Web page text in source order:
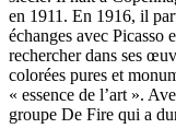
en 1911. En 1916, il
échanges avec Picasso
rechercher dans ses
colorées pures et
« essence de l’art ».
groupe De Fire qui a